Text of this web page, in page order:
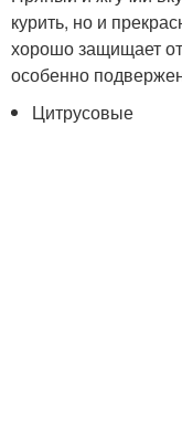
курить, но и
хорошо защищает
особенно
Цитрусовые